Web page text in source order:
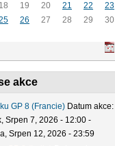
18 19 20 21 22
23
26 27 28 29
30
akce
GP 8 (Francie) Datum akce:
Srpen 7, 2026 - 12:00 -
Srpen 12, 2026 - 23:59